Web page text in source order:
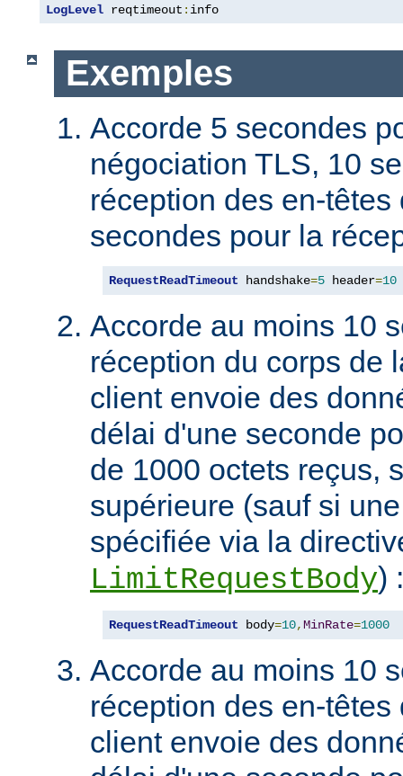
LogLevel reqtimeout : info
Exemples
Accorde 5 secondes
négociation TLS, 10
réception des en-
secondes pour la
RequestReadTimeout handshake=5 header=10
Accorde au moins 10
réception du corps de
client envoie des
délai d'une seconde
de 1000 octets reçus,
supérieure (sauf si
spécifiée via la
LimitRequestBody) :
RequestReadTimeout body=10,MinRate=1000
Accorde au moins 10
réception des en-
client envoie des